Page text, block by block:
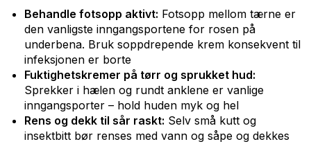
Behandle fotsopp aktivt: Fotsopp mellom tærne er
den vanligste inngangsportene for rosen på
underbena. Bruk soppdrepende krem konsekvent til
infeksjonen er borte
Fuktighetskremer på tørr og sprukket hud:
Sprekker i hælen og rundt anklene er vanlige
inngangsporter – hold huden myk og hel
Rens og dekk til sår raskt: Selv små kutt og
insektbitt bør renses med vann og såpe og dekkes